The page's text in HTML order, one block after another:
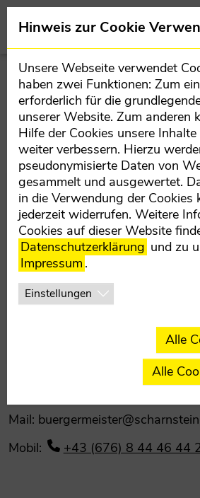
Direkt zur Hauptnavigation
Direkt zum Inhalt springen
salzkammergut.oevp.at
Team Mandatare
MANDATARE
LAbg. Bgm. Rudolf
Mail:
Mobil:
+43 (676) 8 44 46 44
Hinweis zur Cookie
Unsere Webseite verwendet
haben zwei Funktionen: Zum
erforderlich für die
unserer Website. Zum anderen
Hilfe der Cookies unsere
weiter verbessern. Hierzu
pseudonymisierte Daten von
gesammelt und ausgewertet.
in die Verwendung der Cookies
jederzeit widerrufen. Weitere
Cookies auf dieser Website
Datenschutzerklärung und zu
Impressum .
Einstellungen
Alle
Alle